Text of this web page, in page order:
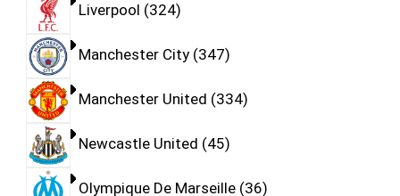
Liverpool 324
Manchester City 347
Manchester United 334
Newcastle United 45
Olympique De Marseille 36